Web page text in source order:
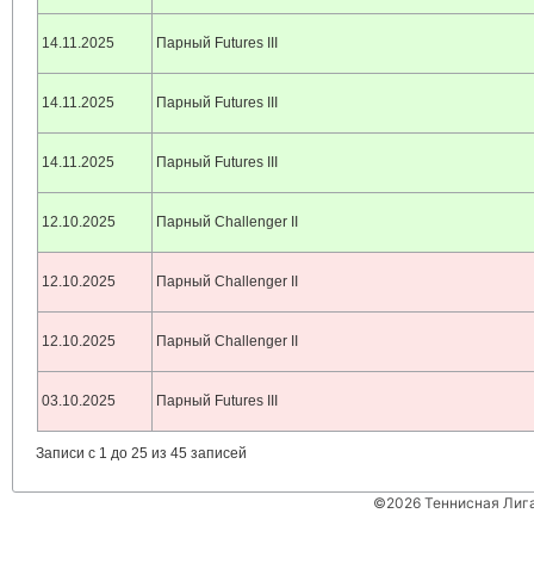
14.11.2025 Парный Futures III
14.11.2025 Парный Futures III
14.11.2025 Парный Futures III
12.10.2025 Парный Challenger II
12.10.2025 Парный Challenger II
12.10.2025 Парный Challenger II
03.10.2025 Парный Futures III
Записи с 1 до 25 из 45 записей
©2026 Теннисная